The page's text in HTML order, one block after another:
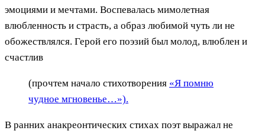
эмоциями и мечтами. Воспевалась мимолетная
влюбленность и страсть, а образ любимой чуть ли не
обожествлялся. Герой его поэзий был молод, влюблен и
счастлив
(прочтем начало стихотворения «Я помню
чудное мгновенье…»).
В ранних анакреонтических стихах поэт выражал не